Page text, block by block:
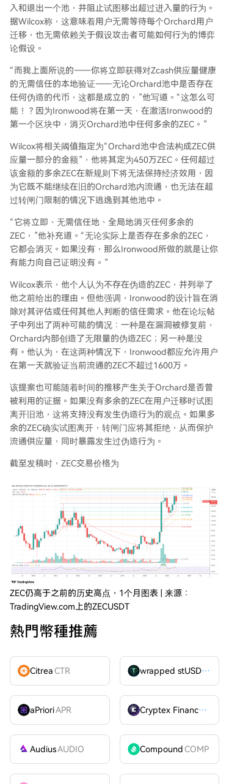
入和退出一个池，并阻止试图移出超过进入量的行为。
据Wilcox称，这意味着用户无需等待每个Orchard用户
迁移，也无需依赖关于假设攻击者可能如何行为的博弈
论假设。
“而我上面所说的——你将立即获得对Zcash供应量健康
的无需信任的本地验证——无论Orchard池中是否存在
任何伪造的代币，这都是成立的，”他写道。“这怎么可
能！？因为Ironwood将在第一天，在激活Ironwood的
第一个区块中，消灭Orchard池中任何多余的ZEC。”
Wilcox将相关阈值指定为“Orchard池中合法构成ZEC供
应量一部分的金额”，他将其定为450万ZEC。任何超过
该金额的多余ZEC在新规则下将无法保持经济效用，因
为它既不能继续在旧的Orchard池内流通，也无法在超
过转闸门限制的情况下逃逸到其他池中。
“它将立即、无需信任地、全局地消灭任何多余的
ZEC，”他补充道。“无论实际上是否存在多余的ZEC，
它都会消灭。如果没有，那么Ironwood所做的就是让你
有能力向自己证明没有。”
Wilcox表示，他个人认为不存在伪造的ZEC，并列举了
他之前给出的理由。但他强调，Ironwood的设计旨在消
除对其评估或任何其他人判断的信任需求。他在论坛帖
子中列出了两种可能的情况：一种是在漏洞被修复前，
Orchard内部创造了无限量的伪造ZEC；另一种是没
有。他认为，在这两种情况下，Ironwood都应允许用户
在第一天就验证当前流通的ZEC不超过1600万。
该提案也可能随着时间的推移产生关于Orchard是否曾
被利用的证据。如果没有多余的ZEC在用户迁移时试图
离开旧池，这将支持没有发生伪造行为的观点。如果多
余的ZEC确实试图离开，转闸门应将其拒绝，从而保护
流通供应量，同时暴露发生过伪造行为。
截至发稿时，ZEC交易价格为
ZEC仍高于之前的历史高点，1个月图表 | 来源：
TradingView.com上的ZECUSDT
熱門幣種推薦
CitreaCTR wrapped stUSDT
aPrioriAPR Cryptex FinanceCTX
AudiusAUDIO CompoundCOMP